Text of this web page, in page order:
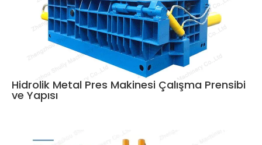
Hidrolik Metal Pres Makinesi Çalışma Prensibi
ve Yapısı